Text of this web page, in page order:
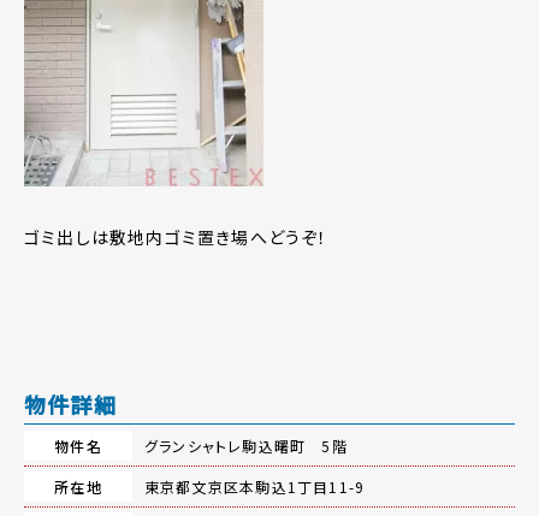
ゴミ出しは敷地内ゴミ置き場へどうぞ！
物件詳細
物件名
グランシャトレ駒込曙町 5階
所在地
東京都文京区本駒込1丁目11-9